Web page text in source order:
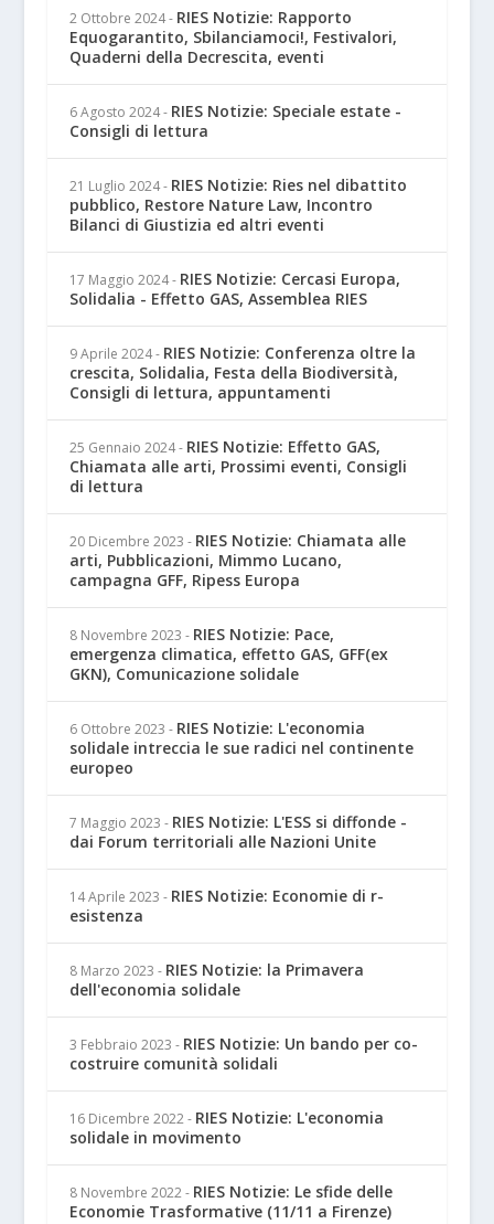
2 Ottobre 2024 - RIES Notizie: Rapporto
Equogarantito, Sbilanciamoci!, Festivalori,
Quaderni della Decrescita, eventi
6 Agosto 2024 - RIES Notizie: Speciale estate -
Consigli di lettura
21 Luglio 2024 - RIES Notizie: Ries nel dibattito
pubblico, Restore Nature Law, Incontro
Bilanci di Giustizia ed altri eventi
17 Maggio 2024 - RIES Notizie: Cercasi Europa,
Solidalia - Effetto GAS, Assemblea RIES
9 Aprile 2024 - RIES Notizie: Conferenza oltre la
crescita, Solidalia, Festa della Biodiversità,
Consigli di lettura, appuntamenti
25 Gennaio 2024 - RIES Notizie: Effetto GAS,
Chiamata alle arti, Prossimi eventi, Consigli
di lettura
20 Dicembre 2023 - RIES Notizie: Chiamata alle
arti, Pubblicazioni, Mimmo Lucano,
campagna GFF, Ripess Europa
8 Novembre 2023 - RIES Notizie: Pace,
emergenza climatica, effetto GAS, GFF(ex
GKN), Comunicazione solidale
6 Ottobre 2023 - RIES Notizie: L'economia
solidale intreccia le sue radici nel continente
europeo
7 Maggio 2023 - RIES Notizie: L'ESS si diffonde -
dai Forum territoriali alle Nazioni Unite
14 Aprile 2023 - RIES Notizie: Economie di r-
esistenza
8 Marzo 2023 - RIES Notizie: la Primavera
dell'economia solidale
3 Febbraio 2023 - RIES Notizie: Un bando per co-
costruire comunità solidali
16 Dicembre 2022 - RIES Notizie: L'economia
solidale in movimento
8 Novembre 2022 - RIES Notizie: Le sfide delle
Economie Trasformative (11/11 a Firenze)